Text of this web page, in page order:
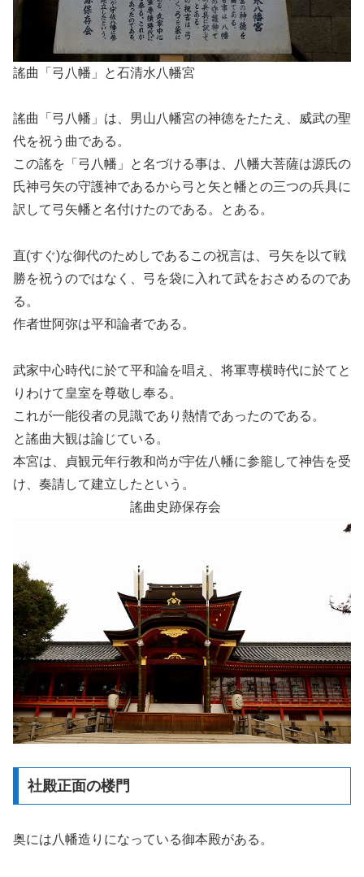
謠曲「弓八幡」と石清水八幡宮
謠曲「弓八幡」は、男山八幡宮の神徳をたたえ、威武の聖
代を祝う曲である。
この謠を「弓八幡」と名づける事は、八幡大菩薩は源氏の
氏神弓矢の守護神であるから弓と矢と幡との三つの兵具に
訳して弓矢幡と名付けたのである。とある。
直(すぐ)な御代のためしであるこの祝言は、弓矢を以て戦
勝を祝うのではなく、弓を袋に入れて武をおさめるのであ
る。
作者世阿弥は平和論者である。
武家中心時代に於て平和論を唱え、将軍専横時代に於てと
りわけて皇室を尊敬し奉る。
これが一能役者の見識であり熱情であったのである。
と謠曲大観は論じている。
本宮は、貞観元年行教和尚が宇佐八幡に参籠して神告を受
け、奏請して建立したという。
謠曲史跡保存会
社殿正面の楼門
奥には八幡造りになっている御本殿がある。